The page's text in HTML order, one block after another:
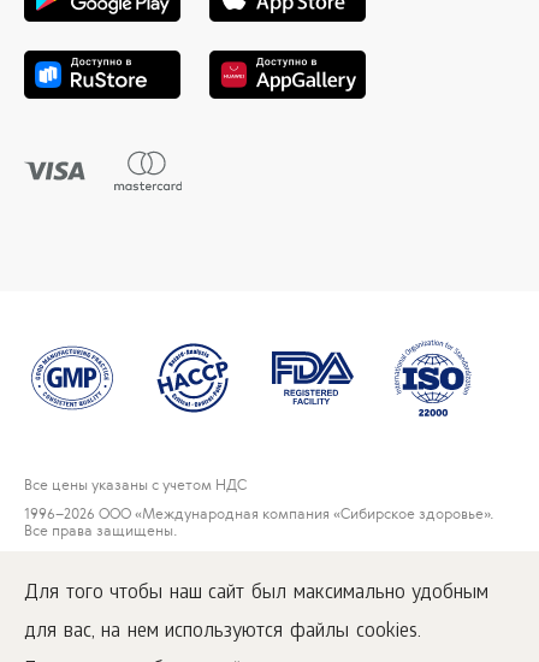
Для того чтобы наш сайт был максимально удобным
для вас, на нем используются файлы cookies.
Все цены указаны с учетом НДС
1996–2026 ООО «Международная компания «Сибирское здоровье».
Все права защищены.
www.siberianwellness.com.
Пользовательское соглашение